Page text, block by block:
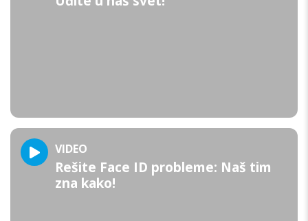
VIDEO
Rešite Face ID probleme: Naš tim
zna kako!